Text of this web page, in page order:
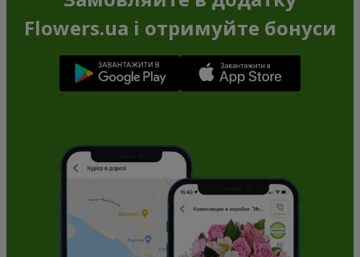
Flowers.ua і отримуйте бонуси